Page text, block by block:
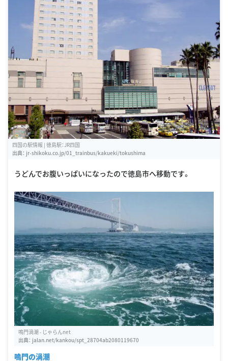
四国の駅情報 | 徳島駅：JR四国
出典： jr-shikoku.co.jp/01_trainbus/kakueki/tokushima
うどんでお腹いっぱいになったので徳島市へ移動です。
鳴門渦潮 - じゃらんnet
出典： jalan.net/kankou/spt_28704ab2080119670
鳴門の渦潮